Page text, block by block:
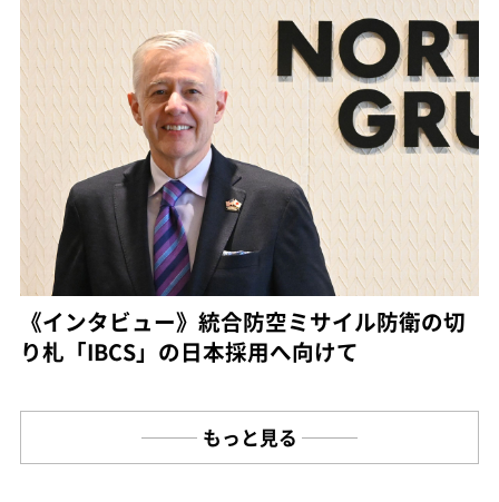
《インタビュー》統合防空ミサイル防衛の切
り札「IBCS」の日本採用へ向けて
もっと見る